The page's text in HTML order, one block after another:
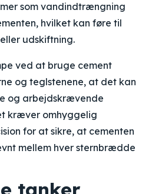
som vandindtrængning
hvilket kan føre til
udskiftning.
ved at bruge cement
og teglstenene, at det kan
og arbejdskrævende
kræver omhyggelig
for at sikre, at cementen
mellem hver sternbrædde
tanker